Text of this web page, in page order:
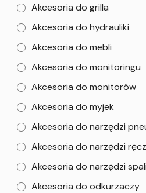
Akcesoria do grilla
Akcesoria do hydrauliki
Akcesoria do mebli
Akcesoria do monitoringu
Akcesoria do monitorów
Akcesoria do myjek
Akcesoria do narzędzi
Akcesoria do narzędzi
Akcesoria do narzędzi
Akcesoria do odkurzaczy